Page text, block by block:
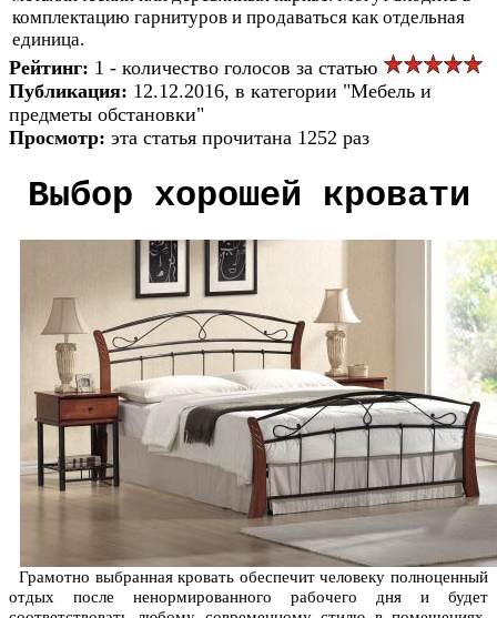
комплектацию гарнитуров и продаваться как отдельная
единица.
Рейтинг: 1 - количество голосов за статью
Публикация: 12.12.2016, в категории "Мебель и
предметы обстановки"
Просмотр: эта статья прочитана 1252 раз
Выбор хорошей кровати
Грамотно выбранная кровать обеспечит человеку полноценный
отдых после ненормированного рабочего дня и будет